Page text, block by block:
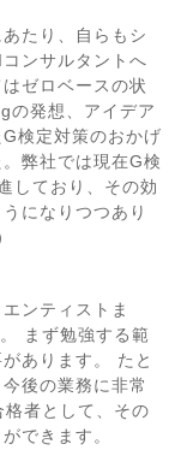
たり、自らもシ
ンサルタントへ
ゼロベースの状
の発想、アイデア
検定対策のおかげ
弊社では現在G検
しており、その効
になりつつあり
ンティストま
まず勉強する範
あります。 たと
後の業務に非常
者として、その
できます。